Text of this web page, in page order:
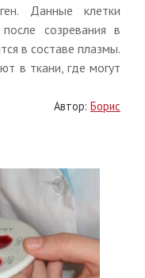
Данные клетки
созревания в
в составе плазмы.
в ткани, где могут
Автор: Борис